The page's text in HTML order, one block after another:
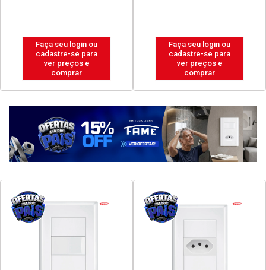
2P+T 3X0,75MM 3 METROS
BRANCA
Código: 43571
Embalagem: UNIDADE
Faça seu login ou
cadastre-se para
ver preços e
comprar
ENGECABOS 4 TOMADAS
0,80 METRO BRANCA
Código: 43560
Embalagem: UNIDADE
Faça seu login ou
cadastre-se para
ver preços e
comprar